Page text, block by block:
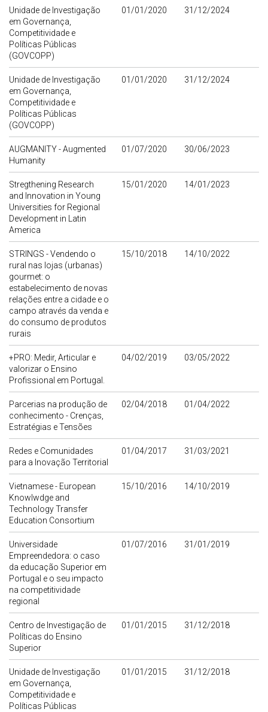
Unidade de Investigação
em Governança,
Competitividade e
Políticas Públicas
(GOVCOPP)
01/01/2020 31/12/2024
Unidade de Investigação
em Governança,
Competitividade e
Políticas Públicas
(GOVCOPP)
01/01/2020 31/12/2024
AUGMANITY - Augmented
Humanity
01/07/2020 30/06/2023
Stregthening Research
and Innovation in Young
Universities for Regional
Development in Latin
America
15/01/2020 14/01/2023
STRINGS - Vendendo o
rural nas lojas (urbanas)
gourmet: o
estabelecimento de novas
relações entre a cidade e o
campo através da venda e
do consumo de produtos
rurais
15/10/2018 14/10/2022
+PRO: Medir, Articular e
valorizar o Ensino
Profissional em Portugal.
04/02/2019 03/05/2022
Parcerias na produção de
conhecimento - Crenças,
Estratégias e Tensões
02/04/2018 01/04/2022
Redes e Comunidades
para a Inovação Territorial
01/04/2017 31/03/2021
Vietnamese - European
Knowlwdge and
Technology Transfer
Education Consortium
15/10/2016 14/10/2019
Universidade
Empreendedora: o caso
da educação Superior em
Portugal e o seu impacto
na competitividade
regional
01/07/2016 31/01/2019
Centro de Investigação de
Políticas do Ensino
Superior
01/01/2015 31/12/2018
Unidade de Investigação
em Governança,
Competitividade e
Políticas Públicas
01/01/2015 31/12/2018